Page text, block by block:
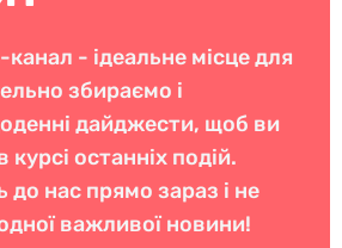
- ідеальне місце для
збираємо і
дайджести, щоб ви
останніх подій.
до нас прямо зараз і не
важливої новини!